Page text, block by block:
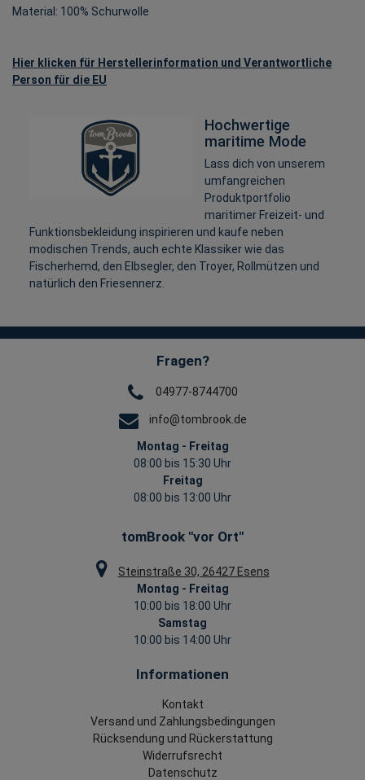
Material: 100% Schurwolle
Hier klicken für Herstellerinformation und Verantwortliche
Person für die EU
Hochwertige
maritime Mode
Lass dich von unserem
umfangreichen
Produktportfolio
maritimer Freizeit- und
Funktionsbekleidung inspirieren und kaufe neben
modischen Trends, auch echte Klassiker wie das
Fischerhemd, den Elbsegler, den Troyer, Rollmützen und
natürlich den Friesennerz.
Fragen?
04977-8744700
info@tombrook.de
Montag - Freitag
08:00 bis 15:30 Uhr
Freitag
08:00 bis 13:00 Uhr
tomBrook "vor Ort"
Steinstraße 30, 26427 Esens
Montag - Freitag
10:00 bis 18:00 Uhr
Samstag
10:00 bis 14:00 Uhr
Informationen
Kontakt
Versand und Zahlungsbedingungen
Rücksendung und Rückerstattung
Widerrufsrecht
Datenschutz